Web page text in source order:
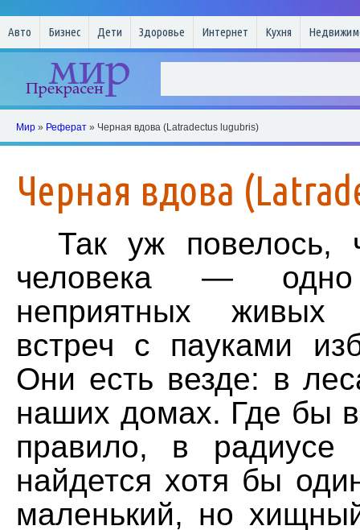
Авто Бизнес Дети Здоровье Интернет Кухня
Мир » Реферат » Черная вдова (Latradectus lugubris)
Черная вдова
Так уж повелось,
человека —
неприятных
встреч с пауками
Они есть везде: в
наших домах. Где бы
правило, в
найдется хотя бы
маленький, но